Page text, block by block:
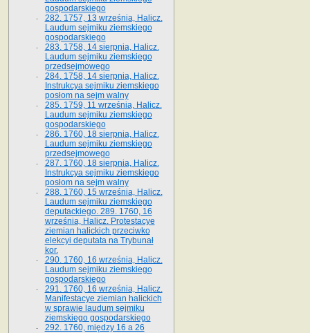
gospodarskiego
282. 1757, 13 września, Halicz.
Laudum sejmiku ziemskiego
gospodarskiego
283. 1758, 14 sierpnia, Halicz.
Laudum sejmiku ziemskiego
przedsejmowego
284. 1758, 14 sierpnia, Halicz.
Instrukcya sejmiku ziemskiego
posłom na sejm walny
285. 1759, 11 września, Halicz.
Laudum sejmiku ziemskiego
gospodarskiego
286. 1760, 18 sierpnia, Halicz.
Laudum sejmiku ziemskiego
przedsejmowego
287. 1760, 18 sierpnia, Halicz.
Instrukcya sejmiku ziemskiego
posłom na sejm walny
288. 1760, 15 września, Halicz.
Laudum sejmiku ziemskiego
deputackiego. 289. 1760, 16
września, Halicz. Protestacye
ziemian halickich przeciwko
elekcyi deputata na Trybunał
kor.
290. 1760, 16 września, Halicz.
Laudum sejmiku ziemskiego
gospodarskiego
291. 1760, 16 września, Halicz.
Manifestacye ziemian halickich
w sprawie laudum sejmiku
ziemskiego gospodarskiego
292. 1760, między 16 a 26